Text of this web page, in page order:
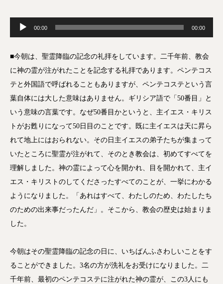
声
ヤ
00:00 00:00
■今朝は、聖霊降臨の記念の礼拝をしています。二千年前、教会
に神の霊が注がれたことを記念する礼拝であります。ペンテコス
テと外国語で呼ばれることもありますが、ペンテコステという言
葉自体には大した意味はありません。ギリシア語で「50番目」と
いう意味の言葉です。なぜ50番目かというと、主イエス・キリス
トがお甦りになって50日目のことです。既に主イエスは天に昇ら
れて地上にはおられない。その日主イエスの弟子たちが集まって
いたところに聖霊が注がれて、そのとき教会は、初めてすべてを
理解しました。神の霊によって心を開かれ、目を開かれて、主イ
エス・キリストのしてくださったすべてのことが、一挙にわかる
ようになりました。「あれはすべて、わたしのため、わたしたち
のための出来事だったんだ」。そこから、教会の歴史は始まりま
した。
今朝はその聖霊降臨の記念の日に、いちばんふさわしいことをす
ることができました。3名の方が洗礼をお受けになりました。二
千年前、最初のペンテコステに注がれた神の霊が、この3人にも